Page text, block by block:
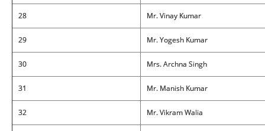
28 Mr. Vinay Kumar
29 Mr. Yogesh Kumar
30 Mrs. Archna Singh
31 Mr. Manish Kumar
32 Mr. Vikram Walia